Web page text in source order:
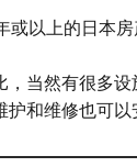
或以上的日本
当然有很多设
和维修也可以